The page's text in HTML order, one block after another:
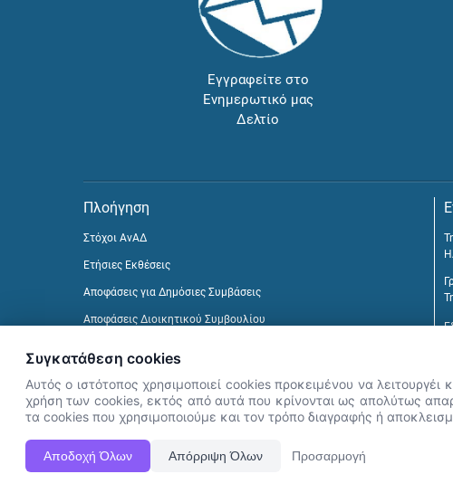
Εγγραφείτε στο
Ενημερωτικό μας
Δελτίο
Πλοήγηση
Στόχοι ΑνΑΔ
Ετήσιες Εκθέσεις
Αποφάσεις για Δημόσιες Συμβάσεις
Αποφάσεις Διοικητικού Συμβουλίου
Η Ιστοσελίδα ΑνΑΔ είναι πλήρως συμβατή με τις νεότερες
Συγκατάθεση cookies
Αυτός ο ιστότοπος χρησιμοποιεί cookies προκειμένου να
χρήση των cookies, εκτός από αυτά που κρίνονται ως απολύτως
τα cookies που χρησιμοποιούμε και τον τρόπο διαγραφής ή
Αποδοχή Όλων Απόρριψη Όλων Προσαρμογή